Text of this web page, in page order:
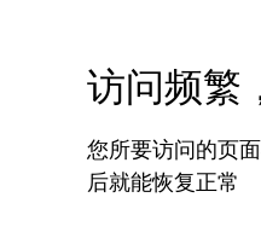
访问频繁
您所要访问的页
后就能恢复正常